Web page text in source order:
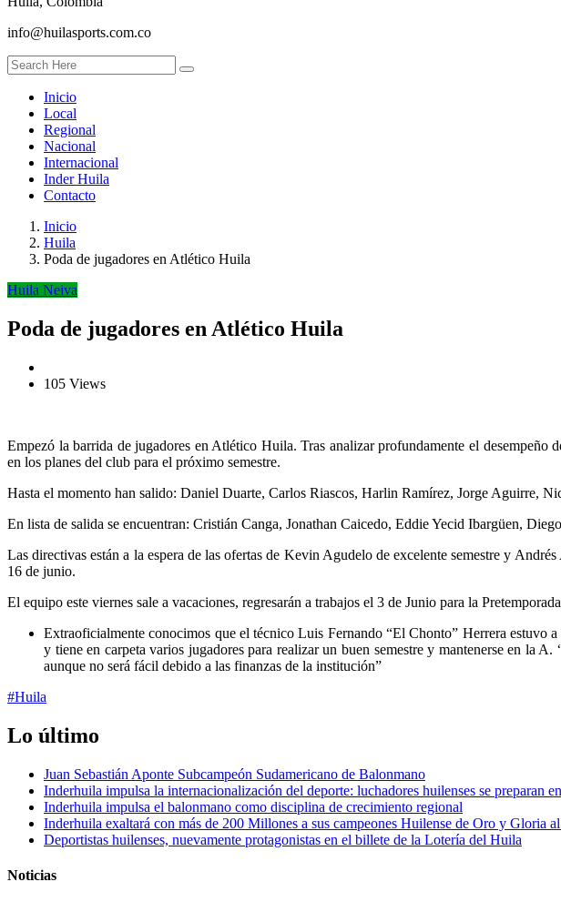
info@huilasports.com.co
Inicio
Local
Regional
Nacional
Internacional
Inder Huila
Contacto
Inicio
Huila
Poda de jugadores en Atlético Huila
Huila Neiva
Poda de jugadores en Atlético Huila
105 Views
Empezó la barrida de jugadores en Atlético Huila. Tras analizar profundamente el
en los planes del club para el próximo semestre.
Hasta el momento han salido: Daniel Duarte, Carlos Riascos, Harlin Ramírez, Jorge Aguirre, Ni
En lista de salida se encuentran: Cristián Canga, Jonathan Caicedo, Eddie Yecid Ibargüen,
Las directivas están a la espera de las ofertas de Kevin Agudelo de excelente semestre y
16 de junio.
El equipo este viernes sale a vacaciones, regresarán a trabajos el 3 de Junio para la
Extraoficialmente conocimos que el técnico Luis Fernando “El Chonto” Herrera estuvo
y tiene en carpeta varios jugadores para realizar un buen semestre y mantenerse en la
aunque no será fácil debido a las finanzas de la institución”
#Huila
Lo último
Juan Sebastián Aponte Subcampeón Sudamericano de Balonmano
Inderhuila impulsa la internacionalización del deporte: luchadores huilenses se preparan
Inderhuila impulsa el balonmano como disciplina de crecimiento regional
Inderhuila exaltará con más de 200 Millones a sus campeones Huilense de Oro y Gloria
Deportistas huilenses, nuevamente protagonistas en el billete de la Lotería del Huila
Noticias